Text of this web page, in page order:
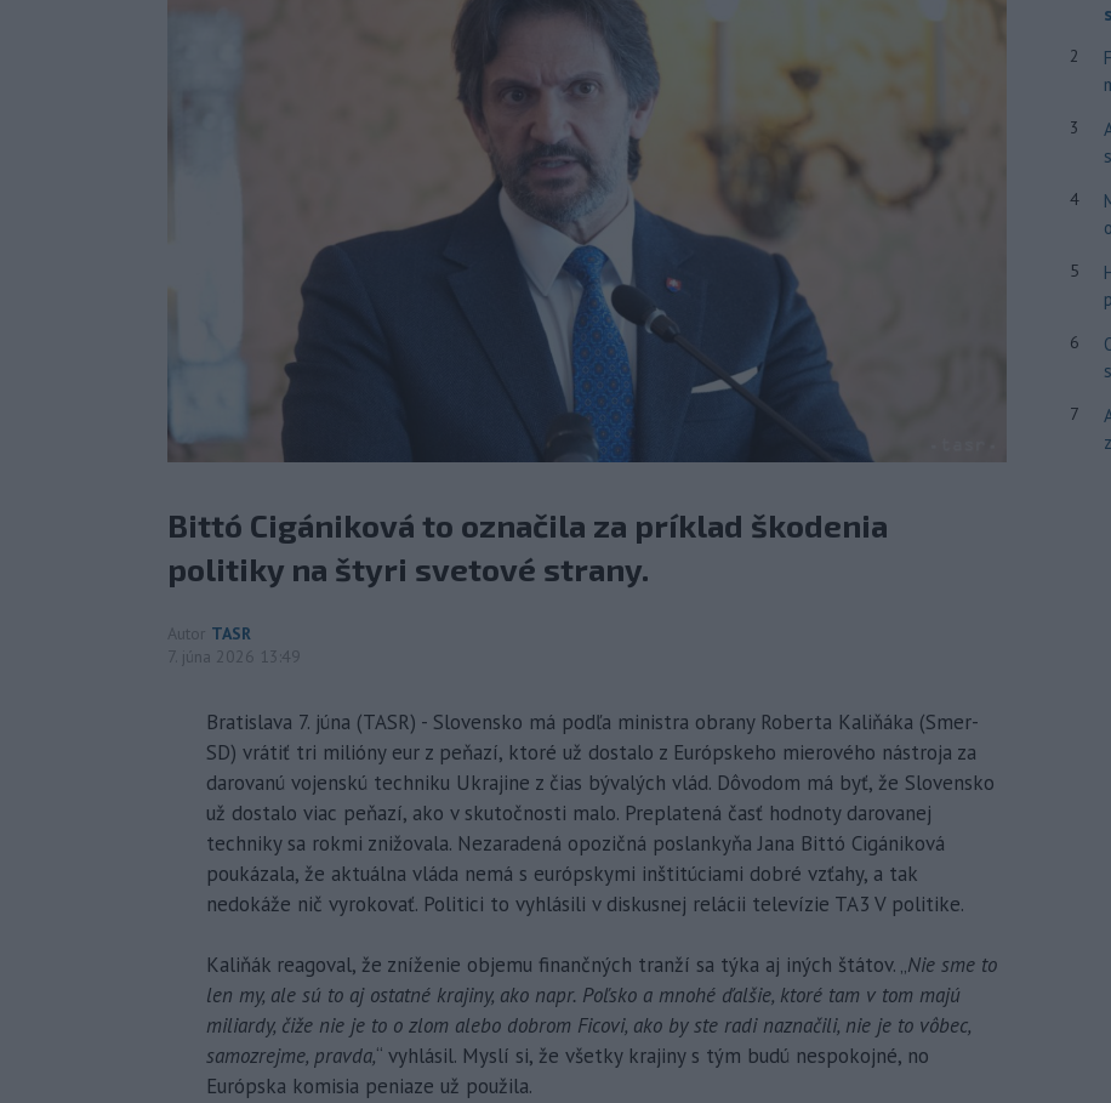
Bittó Cigániková to označila za príklad škodenia
politiky na štyri svetové strany.
Autor TASR
7. júna 2026 13:49
Bratislava 7. júna (TASR) - Slovensko má podľa ministra obrany Roberta Kaliňáka (Smer-
SD) vrátiť tri milióny eur z peňazí, ktoré už dostalo z Európskeho mierového nástroja za
darovanú vojenskú techniku Ukrajine z čias bývalých vlád. Dôvodom má byť, že Slovensko
už dostalo viac peňazí, ako v skutočnosti malo. Preplatená časť hodnoty darovanej
techniky sa rokmi znižovala. Nezaradená opozičná poslankyňa Jana Bittó Cigániková
poukázala, že aktuálna vláda nemá s európskymi inštitúciami dobré vzťahy, a tak
nedokáže nič vyrokovať. Politici to vyhlásili v diskusnej relácii televízie TA3 V politike.
Kaliňák reagoval, že zníženie objemu finančných tranží sa týka aj iných štátov. „Nie sme to
len my, ale sú to aj ostatné krajiny, ako napr. Poľsko a mnohé ďalšie, ktoré tam v tom majú
miliardy, čiže nie je to o zlom alebo dobrom Ficovi, ako by ste radi naznačili, nie je to vôbec,
samozrejme, pravda,“ vyhlásil. Myslí si, že všetky krajiny s tým budú nespokojné, no
Európska komisia peniaze už použila.
2
3
4
5
6
7